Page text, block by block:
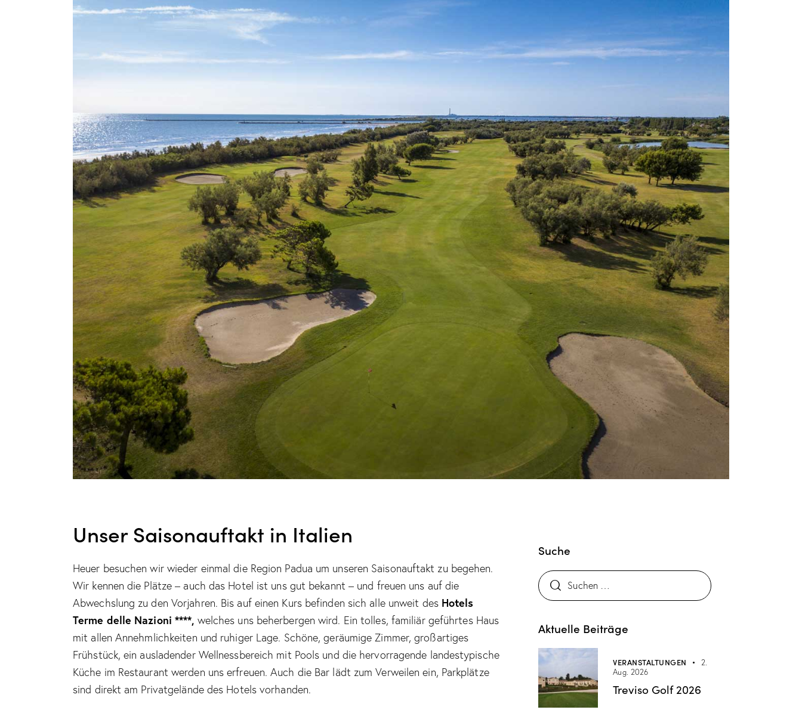
Unser Saisonauftakt in Italien
Heuer besuchen wir wieder einmal die Region Padua um unseren Saisonauftakt zu begehen.
Wir kennen die Plätze – auch das Hotel ist uns gut bekannt – und freuen uns auf die
Abwechslung zu den Vorjahren. Bis auf einen Kurs befinden sich alle unweit des Hotels
Terme delle Nazioni ****, welches uns beherbergen wird. Ein tolles, familiär geführtes Haus
mit allen Annehmlichkeiten und ruhiger Lage. Schöne, geräumige Zimmer, großartiges
Frühstück, ein ausladender Wellnessbereich mit Pools und die hervorragende landestypische
Küche im Restaurant werden uns erfreuen. Auch die Bar lädt zum Verweilen ein, Parkplätze
sind direkt am Privatgelände des Hotels vorhanden.
Suche
Aktuelle Beiträge
VERANSTALTUNGEN
2.
Aug. 2026
Treviso Golf 2026